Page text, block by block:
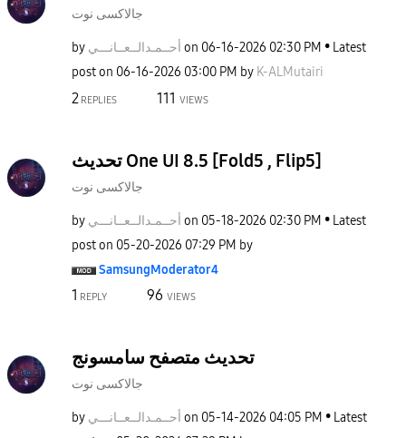
جالاكسى نوت
by أحــمـدالــعــانـــي on ‎06-16-2026 02:30 PM
Latest
post on ‎06-16-2026 03:00 PM by K-ALMutairi
2 REPLIES 111 VIEWS
تحديث One UI 8.5 [Fold5 , Flip5]
جالاكسى نوت
by أحــمـدالــعــانـــي on ‎05-18-2026 02:30 PM
Latest
post on ‎05-20-2026 07:29 PM by
SamsungModerator4
1 REPLY 96 VIEWS
تحديث متصفح سامسونج
جالاكسى نوت
by أحــمـدالــعــانـــي on ‎05-14-2026 04:05 PM
Latest